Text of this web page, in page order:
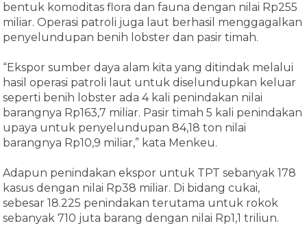
bentuk komoditas flora dan fauna dengan nilai Rp255
miliar. Operasi patroli juga laut berhasil menggagalkan
penyelundupan benih lobster dan pasir timah.
“Ekspor sumber daya alam kita yang ditindak melalui
hasil operasi patroli laut untuk diselundupkan keluar
seperti benih lobster ada 4 kali penindakan nilai
barangnya Rp163,7 miliar. Pasir timah 5 kali penindakan
upaya untuk penyelundupan 84,18 ton nilai
barangnya Rp10,9 miliar,” kata Menkeu.
Adapun penindakan ekspor untuk TPT sebanyak 178
kasus dengan nilai Rp38 miliar. Di bidang cukai,
sebesar 18.225 penindakan terutama untuk rokok
sebanyak 710 juta barang dengan nilai Rp1,1 triliun.